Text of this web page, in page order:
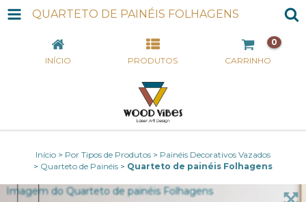
QUARTETO DE PAINÉIS FOLHAGENS
INÍCIO PRODUTOS CARRINHO
0
Início > Por Tipos de Produtos > Painéis Decorativos Vazados
> Quarteto de Painéis > Quarteto de painéis Folhagens